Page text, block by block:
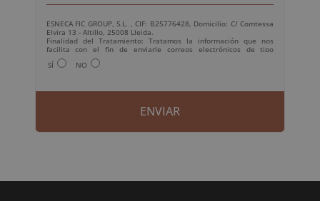
ESNECA FIC GROUP, S.L. , CIF: B25776428, Domicilio: C/ Comtessa
Elvira 13 - Altillo, 25008 Lleida.
Finalidad del Tratamiento: Tratamos la información que nos
facilita con el fin de enviarle correos electrónicos de tipo
comercial relacionado con los productos ofrecidos y otros tipo de
productos que fueran de su interés.
suficientemente, dirigiéndose a la dirección
Para más información consulte nuestra Política de Privacidad.
Desea recibir información comercial (vía telefónica y/o email):
SÍ NO